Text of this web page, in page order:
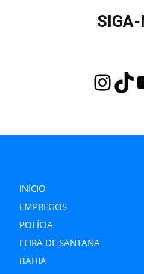
SIGA-
InstagramTikTok
INÍCIO
EMPREGOS
POLÍCIA
FEIRA DE SANTANA
BAHIA